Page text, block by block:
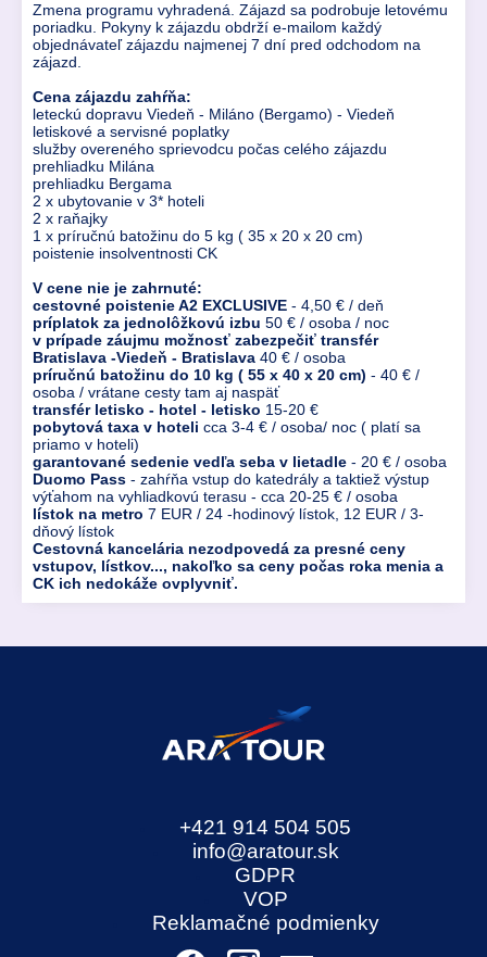
Zmena programu vyhradená. Zájazd sa podrobuje letovému
poriadku. Pokyny k zájazdu obdrží e-mailom každý
objednávateľ zájazdu najmenej 7 dní pred odchodom na
zájazd.
Cena zájazdu zahŕňa:
leteckú dopravu Viedeň - Miláno (Bergamo) - Viedeň
letiskové a servisné poplatky
služby overeného sprievodcu počas celého zájazdu
prehliadku Milána
prehliadku Bergama
2 x ubytovanie v 3* hoteli
2 x raňajky
1 x príručnú batožinu do 5 kg ( 35 x 20 x 20 cm)
poistenie insolventnosti CK
V cene nie je zahrnuté:
cestovné poistenie A2 EXCLUSIVE - 4,50 € / deň
príplatok za jednolôžkovú izbu 50 € / osoba / noc
v prípade záujmu možnosť zabezpečiť transfér
Bratislava -Viedeň - Bratislava 40 € / osoba
príručnú batožinu do 10 kg ( 55 x 40 x 20 cm) - 40 € /
osoba / vrátane cesty tam aj naspäť
transfér letisko - hotel - letisko 15-20 €
pobytová taxa v hoteli cca 3-4 € / osoba/ noc ( platí sa
priamo v hoteli)
garantované sedenie vedľa seba v lietadle - 20 € / osoba
Duomo Pass - zahŕňa vstup do katedrály a taktiež výstup
výťahom na vyhliadkovú terasu - cca 20-25 € / osoba
lístok na metro 7 EUR / 24 -hodinový lístok, 12 EUR / 3-
dňový lístok
Cestovná kancelária nezodpovedá za presné ceny
vstupov, lístkov..., nakoľko sa ceny počas roka menia a
CK ich nedokáže ovplyvniť.
+421 914 504 505
info@aratour.sk
GDPR
VOP
Reklamačné podmienky